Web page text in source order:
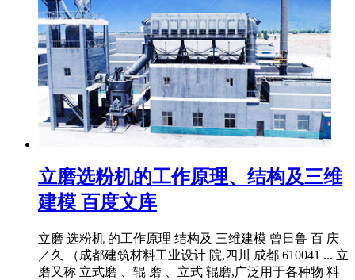
立磨选粉机的工作原理、结构及三维
建模 百度文库
立磨 选粉机 的工作原理 结构及 三维建模 曾日鲁 百 庆
／久 （成都建筑材料工业设计 院,四川 成都 610041 ... 立
磨又称 立式磨 、辊 磨 、立式 辊磨,广泛用于各种物 料